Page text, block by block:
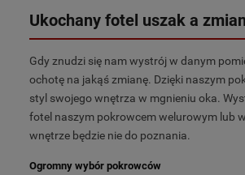
Ukochany fotel uszak a
Gdy znudzi się nam wystrój w danym
ochotę na jakąś zmianę. Dzięki naszym
styl swojego wnętrza w mgnieniu oka.
fotel naszym pokrowcem welurowym lub
wnętrze będzie nie do poznania.
Ogromny wybór pokrowców